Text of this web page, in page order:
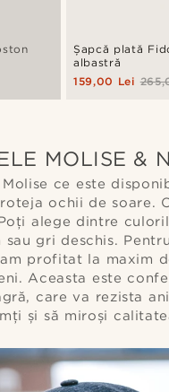
Șapcă plată
albastră
159,00 Lei
MOLISE &
ce este
ochii de soare.
alege dintre
sau gri deschis.
profitat la maxim
Aceasta este
care va rezista
și să miroși